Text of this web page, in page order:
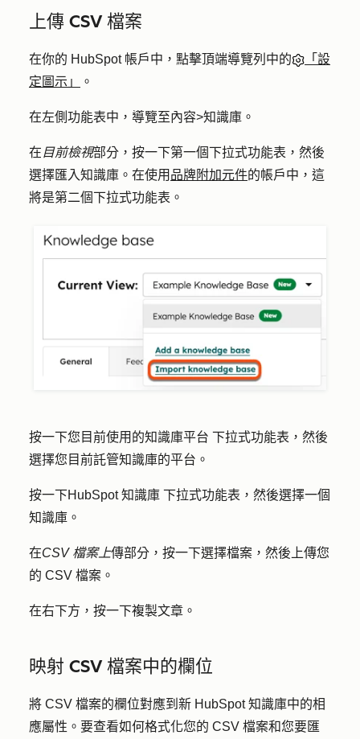
上傳 CSV 檔案
在你的 HubSpot 帳戶中，點擊頂端導覽列中的
「設
定圖示」
。
在左側功能表中，導覽至內容>知識庫 。
在 目前檢視部分，按一下第一個下拉式功能表 ，然後
選擇匯入知識庫 。在使用 品牌附加元件的帳戶中，這
將是第二個下拉式功能表。
按一下您目前使用的知識庫平台 下拉式功能表，然後
選擇您目前託管知識庫的平台 。
按一下HubSpot 知識庫 下拉式功能表，然後選擇一個
知識庫 。
在CSV 檔案上傳部分，按一下選擇檔案 ，然後上傳您
的 CSV 檔案。
在右下方，按一下複製文章 。
映射 CSV 檔案中的欄位
將 CSV 檔案的欄位對應到新 HubSpot 知識庫中的相
應屬性。要查看如何格式化您的 CSV 檔案和您要匯